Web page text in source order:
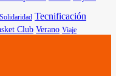
Solidaridad Tecnificación
Club Verano Viaje